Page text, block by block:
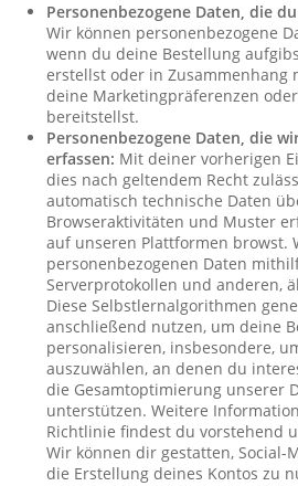
Personenbezogene Daten, die
Wir können personenbezogene
wenn du deine Bestellung
erstellst oder in Zusammenhang
deine Marketingpräferenzen
bereitstellst.
Personenbezogene Daten, die
erfassen: Mit deiner vorherigen
dies nach geltendem Recht
automatisch technische Daten
Browseraktivitäten und Muster
auf unseren Plattformen browst.
personenbezogenen Daten
Serverprotokollen und anderen,
Diese Selbstlernalgorithmen
anschließend nutzen, um deine
personalisieren, insbesondere,
auszuwählen, an denen du
die Gesamtoptimierung unserer
unterstützen. Weitere
Richtlinie findest du vorstehend
Wir können dir gestatten, Social-
die Erstellung deines Kontos zu